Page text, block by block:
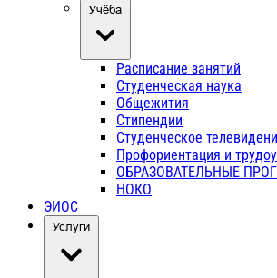
Учёба
Расписание занятий
Студенческая наука
Общежития
Стипендии
Студенческое
Профориентация и
ОБРАЗОВАТЕЛЬНЫЕ
НОКО
ЭИОС
Услуги